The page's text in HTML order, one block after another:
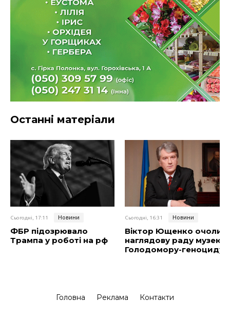
Останні матеріали
Сьогодні, 17:11 Новини
ФБР підозрювало
Трампа у роботі на рф
Сьогодні, 16:31 Новини
Віктор Ющенко очолив
наглядову раду музею
Голодомору-геноциду
Головна Реклама Контакти